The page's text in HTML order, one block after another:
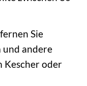
Sie
und andere
Kescher oder